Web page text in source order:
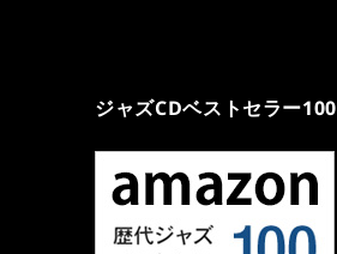
ジャズCDベストセラー100